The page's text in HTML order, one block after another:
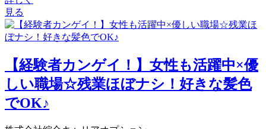
見る
【経験者カンゲイ！】女性も活躍中×優
しい職場☆残業ほぼナシ！好きな髪色
でOK♪